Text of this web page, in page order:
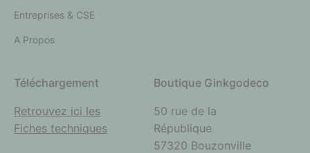
Entreprises & CSE
A Propos
Téléchargement
Retrouvez ici les
Fiches techniques
Boutique Ginkgodeco
50 rue de la
République
57320 Bouzonville